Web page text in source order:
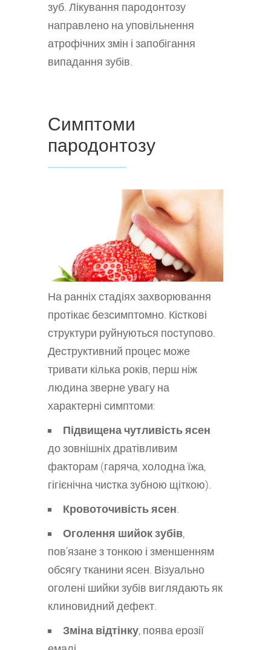
зуб. Лікування пародонтозу
направлено на уповільнення
атрофічних змін і запобігання
випадання зубів.
Симптоми
пародонтозу
На ранніх стадіях захворювання
протікає безсимптомно. Кісткові
структури руйнуються поступово.
Деструктивний процес може
тривати кілька років, перш ніж
людина зверне увагу на
характерні симптоми:
Підвищена чутливість ясен
до зовнішніх дратівливим
факторам (гаряча, холодна їжа,
гігієнічна чистка зубною щіткою).
Кровоточивість ясен.
Оголення шийок зубів,
пов’язане з тонкою і зменшенням
обсягу тканини ясен. Візуально
оголені шийки зубів виглядають як
клиновидний дефект.
Зміна відтінку, поява ерозії